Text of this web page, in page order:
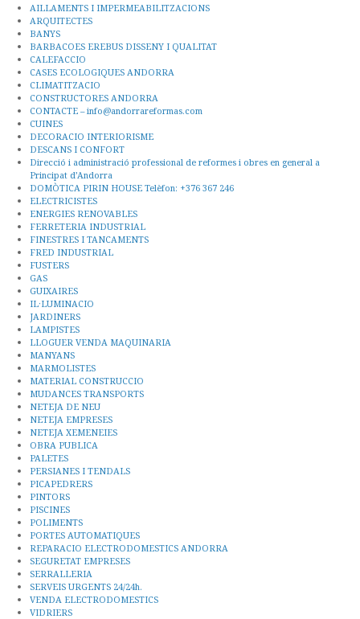
AILLAMENTS I IMPERMEABILITZACIONS
ARQUITECTES
BANYS
BARBACOES EREBUS DISSENY I QUALITAT
CALEFACCIO
CASES ECOLOGIQUES ANDORRA
CLIMATITZACIO
CONSTRUCTORES ANDORRA
CONTACTE – info@andorrareformas.com
CUINES
DECORACIO INTERIORISME
DESCANS I CONFORT
Direcció i administració professional de reformes i obres en general a
Principat d’Andorra
DOMÒTICA PIRIN HOUSE Telèfon: +376 367 246
ELECTRICISTES
ENERGIES RENOVABLES
FERRETERIA INDUSTRIAL
FINESTRES I TANCAMENTS
FRED INDUSTRIAL
FUSTERS
GAS
GUIXAIRES
IL·LUMINACIO
JARDINERS
LAMPISTES
LLOGUER VENDA MAQUINARIA
MANYANS
MARMOLISTES
MATERIAL CONSTRUCCIO
MUDANCES TRANSPORTS
NETEJA DE NEU
NETEJA EMPRESES
NETEJA XEMENEIES
OBRA PUBLICA
PALETES
PERSIANES I TENDALS
PICAPEDRERS
PINTORS
PISCINES
POLIMENTS
PORTES AUTOMATIQUES
REPARACIO ELECTRODOMESTICS ANDORRA
SEGURETAT EMPRESES
SERRALLERIA
SERVEIS URGENTS 24/24h.
VENDA ELECTRODOMESTICS
VIDRIERS